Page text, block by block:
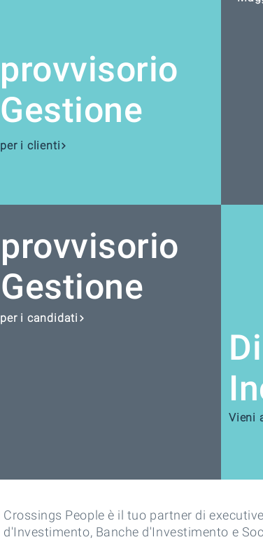
provvisorio
Gestione
per i clienti
provvisorio
Gestione
per i candidati
Di
Vieni
Crossings People è il tuo partner di
d'Investimento, Banche d'Investimento e